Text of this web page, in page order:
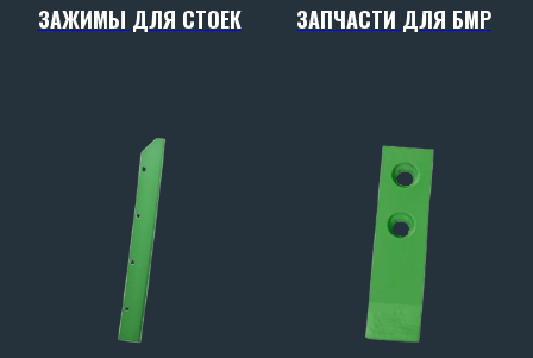
ЗАЖИМЫ ДЛЯ СТОЕК ЗАПЧАСТИ ДЛЯ БМР